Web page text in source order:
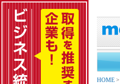
HOME >